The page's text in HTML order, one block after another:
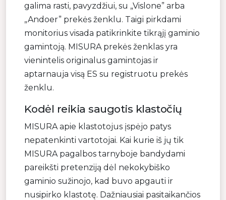
galima rasti, pavyzdžiui, su „Vislone” arba
„Andoer” prekės ženklu. Taigi pirkdami
monitorius visada patikrinkite tikrąjį gaminio
gamintoją. MISURA prekės ženklas yra
vienintelis originalus gamintojas ir
aptarnauja visą ES su registruotu prekės
ženklu.
Kodėl reikia saugotis klastočių
MISURA apie klastotojus įspėjo patys
nepatenkinti vartotojai. Kai kurie iš jų tik
MISURA pagalbos tarnyboje bandydami
pareikšti pretenziją dėl nekokybiško
gaminio sužinojo, kad buvo apgauti ir
nusipirko klastotę. Dažniausiai pasitaikančios